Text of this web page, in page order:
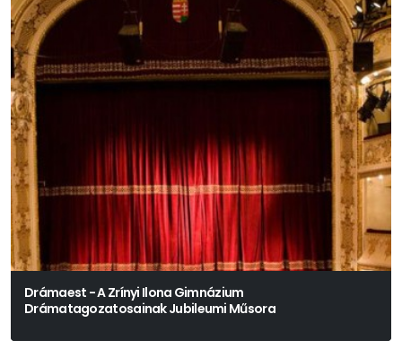
Drámaest - A Zrínyi Ilona Gimnázium
Drámatagozatosainak Jubileumi Műsora